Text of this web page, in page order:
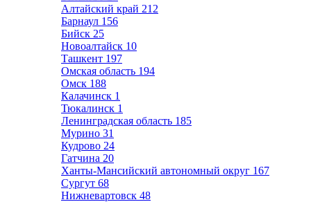
Алтайский край 212
Барнаул 156
Бийск 25
Новоалтайск 10
Ташкент 197
Омская область 194
Омск 188
Калачинск 1
Тюкалинск 1
Ленинградская область 185
Мурино 31
Кудрово 24
Гатчина 20
Ханты-Мансийский автономный округ 167
Сургут 68
Нижневартовск 48